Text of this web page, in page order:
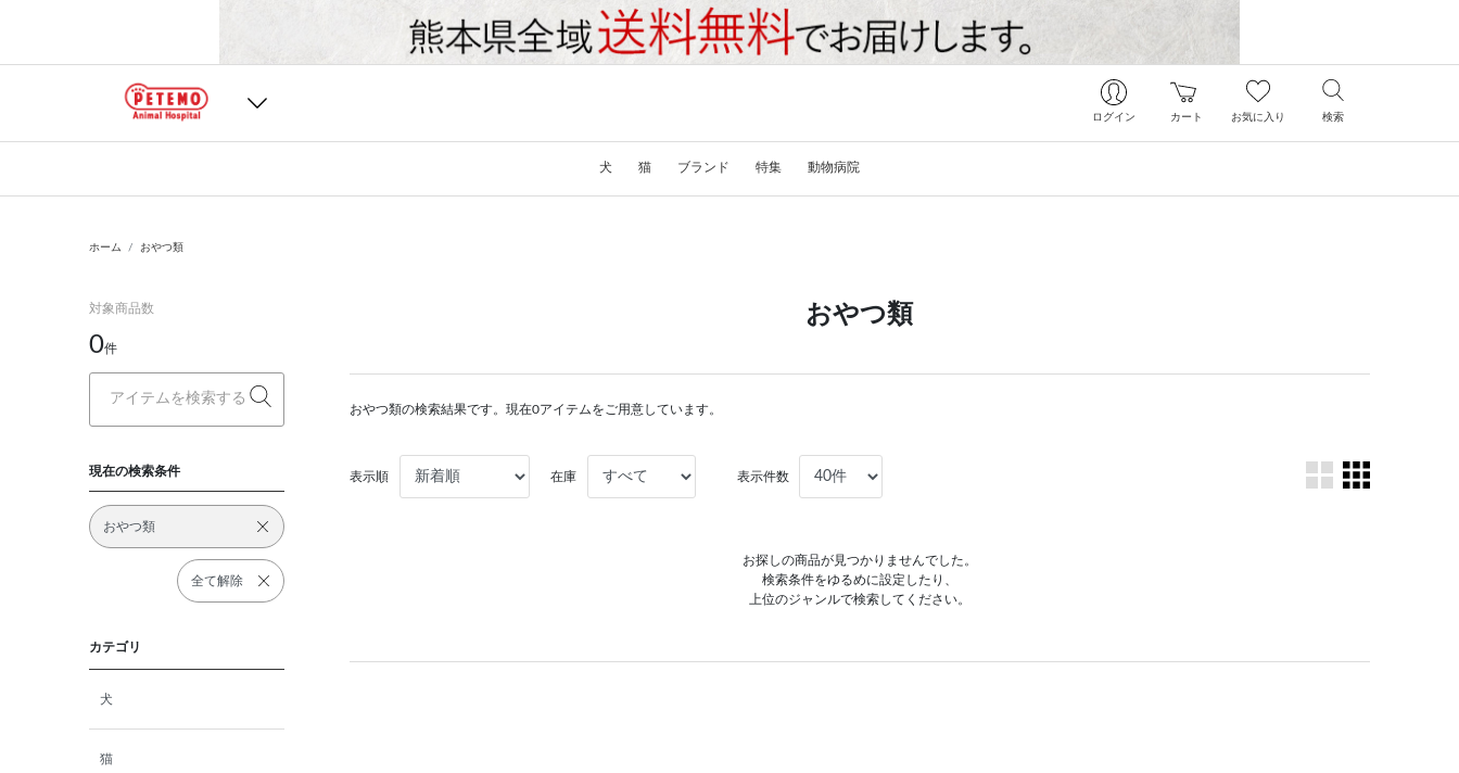
ログイン カート お気に入り 検索
犬 猫 ブランド 特集 動物病院
ホーム おやつ類
対象商品数
0件
現在の検索条件
おやつ類
全て解除
カテゴリ
犬
猫
おやつ類
おやつ類の検索結果です。現在0アイテムをご用意しています。
表示順 在庫 表示件数
お探しの商品が見つかりませんでした。
検索条件をゆるめに設定したり、
上位のジャンルで検索してください。